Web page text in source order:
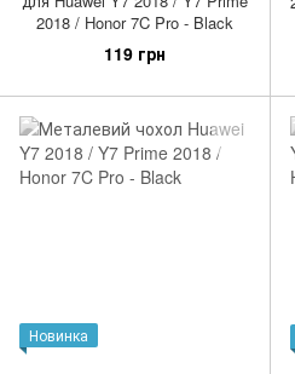
2018 / Honor 7C Pro - Black
119 грн
Новинка